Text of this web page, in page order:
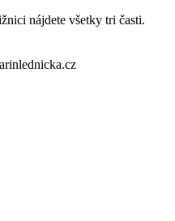
nájdete všetky tri časti.